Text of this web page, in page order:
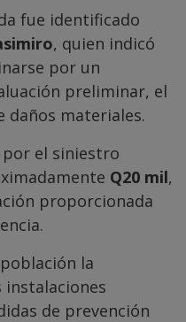
fue identificado
, quien indicó
por un
preliminar, el
daños materiales.
por el siniestro
Q20 mil,
proporcionada
la
de prevención